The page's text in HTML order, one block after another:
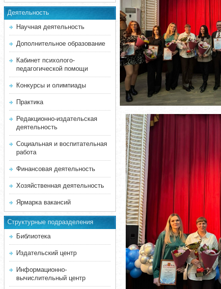
Деятельность
Научная деятельность
Дополнительное образование
Кабинет психолого-
педагогической помощи
Конкурсы и олимпиады
Практика
Редакционно-издательская
деятельность
Социальная и воспитательная
работа
Финансовая деятельность
Хозяйственная деятельность
Ярмарка вакансий
Структурные подразделения
Библиотека
Издательский центр
Информационно-
вычислительный центр